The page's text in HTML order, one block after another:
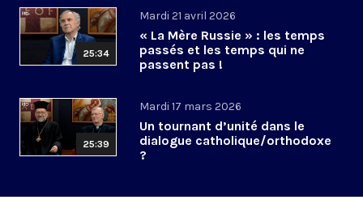
25:34
Mardi 21 avril 2026
« La Mère Russie » : les temps
passés et les temps qui ne
passent pas !
25:39
Mardi 17 mars 2026
Un tournant d’unité dans le
dialogue catholique/orthodoxe
?